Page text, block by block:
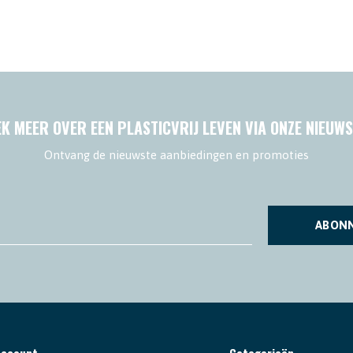
MEER OVER EEN PLASTICVRIJ LEVEN VIA ONZE
Ontvang de nieuwste aanbiedingen en promoties